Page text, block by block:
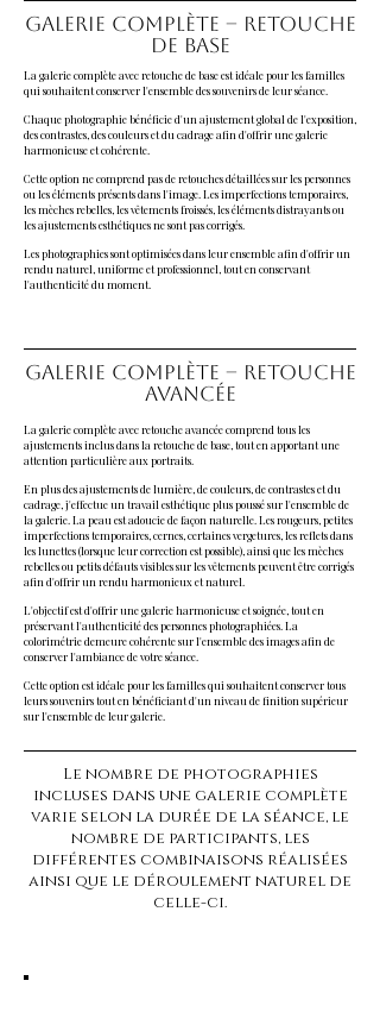
Galerie complète – Retouche
de base
La galerie complète avec retouche de base est idéale pour les familles
qui souhaitent conserver l'ensemble des souvenirs de leur séance.
Chaque photographie bénéficie d'un ajustement global de l'exposition,
des contrastes, des couleurs et du cadrage afin d'offrir une galerie
harmonieuse et cohérente.
Cette option ne comprend pas de retouches détaillées sur les personnes
ou les éléments présents dans l'image. Les imperfections temporaires,
les mèches rebelles, les vêtements froissés, les éléments distrayants ou
les ajustements esthétiques ne sont pas corrigés.
Les photographies sont optimisées dans leur ensemble afin d'offrir un
rendu naturel, uniforme et professionnel, tout en conservant
l'authenticité du moment.
Galerie complète – Retouche
avancée
La galerie complète avec retouche avancée comprend tous les
ajustements inclus dans la retouche de base, tout en apportant une
attention particulière aux portraits.
En plus des ajustements de lumière, de couleurs, de contrastes et du
cadrage, j'effectue un travail esthétique plus poussé sur l'ensemble de
la galerie. La peau est adoucie de façon naturelle. Les rougeurs, petites
imperfections temporaires, cernes, certaines vergetures, les reflets dans
les lunettes (lorsque leur correction est possible), ainsi que les mèches
rebelles ou petits défauts visibles sur les vêtements peuvent être corrigés
afin d'offrir un rendu harmonieux et naturel.
L'objectif est d'offrir une galerie harmonieuse et soignée, tout en
préservant l'authenticité des personnes photographiées. La
colorimétrie demeure cohérente sur l'ensemble des images afin de
conserver l'ambiance de votre séance.
Cette option est idéale pour les familles qui souhaitent conserver tous
leurs souvenirs tout en bénéficiant d'un niveau de finition supérieur
sur l'ensemble de leur galerie.
Le nombre de photographies
incluses dans une galerie complète
varie selon la durée de la séance, le
nombre de participants, les
différentes combinaisons réalisées
ainsi que le déroulement naturel de
celle-ci.